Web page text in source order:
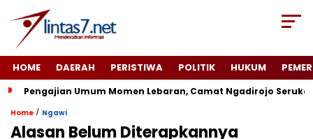
HOME DAERAH PERISTIWA POLITIK HUKUM
Pengajian Umum Momen Lebaran, Camat Ngadirojo
Home / Ngawi
Alasan Belum Diterapkannya